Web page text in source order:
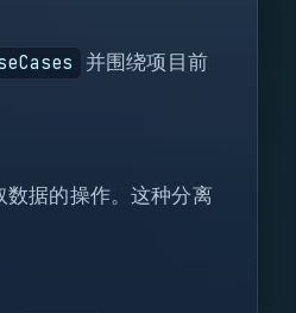
var
并围绕项目前
数据的操作。这种分离